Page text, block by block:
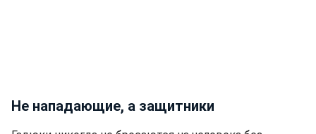
Не нападающие, а защитники